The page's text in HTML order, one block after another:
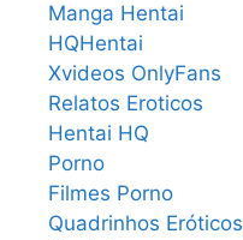
Manga Hentai
HQHentai
Xvideos OnlyFans
Relatos Eroticos
Hentai HQ
Porno
Filmes Porno
Quadrinhos Eróticos